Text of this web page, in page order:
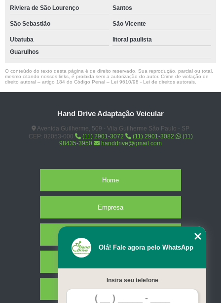
Riviera de São Lourenço Santos
São Sebastião São Vicente
Ubatuba
litoral paulista
Guarulhos
O conteúdo do texto desta página é de direito reservado. Sua reprodução, parcial ou total,
mesmo citando nossos links, é proibida sem a autorização do autor. Crime de violação de
direito autoral – artigo 184 do Código Penal – Lei 9610/98 - Lei de direitos autorais
Hand Drive Adaptação Veicular
Avenida Guilherme, 509 - Vila Guilherme São Paulo - SP
CEP: 02053-000
(11) 2901-3072 (11) 2901-3082
(11)
98435-3950
handdrive@gmail.com
Home
Empresa
Contato
Olá! Fale agora pelo WhatsApp
Insira seu telefone